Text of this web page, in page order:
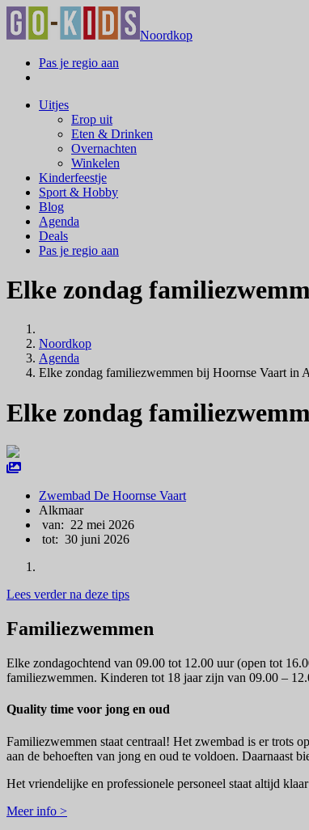
Noordkop
Pas je regio aan
Uitjes
Erop uit
Eten & Drinken
Overnachten
Winkelen
Kinderfeestje
Sport & Hobby
Blog
Agenda
Deals
Pas je regio aan
Elke zondag
Noordkop
Agenda
Elke zondag familiezwemmen bij Hoornse Vaart in
Elke zondag
Zwembad De Hoornse Vaart
Alkmaar
van: 22 mei 2026
tot: 30 juni 2026
Lees verder na deze tips
Familiezwemmen
Elke zondagochtend van 09.00 tot 12.00 uur (open tot
familiezwemmen. Kinderen tot 18 jaar zijn van 09.00 –
Quality time voor jong en oud
Familiezwemmen staat centraal! Het zwembad is er trots
aan de behoeften van jong en oud te voldoen. Daarnaast
Het vriendelijke en professionele personeel staat altijd
Meer info >